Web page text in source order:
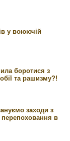
у воюючій
боротися з
та рашизму?!
заходи з
перепоховання в